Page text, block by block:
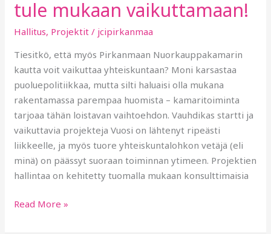
tule mukaan vaikuttamaan!
Hallitus, Projektit / jcipirkanmaa
Tiesitkö, että myös Pirkanmaan Nuorkauppakamarin
kautta voit vaikuttaa yhteiskuntaan? Moni karsastaa
puoluepolitiikkaa, mutta silti haluaisi olla mukana
rakentamassa parempaa huomista – kamaritoiminta
tarjoaa tähän loistavan vaihtoehdon. Vauhdikas startti ja
vaikuttavia projekteja Vuosi on lähtenyt ripeästi
liikkeelle, ja myös tuore yhteiskuntalohkon vetäjä (eli
minä) on päässyt suoraan toiminnan ytimeen. Projektien
hallintaa on kehitetty tuomalla mukaan konsulttimaisia
Read More »